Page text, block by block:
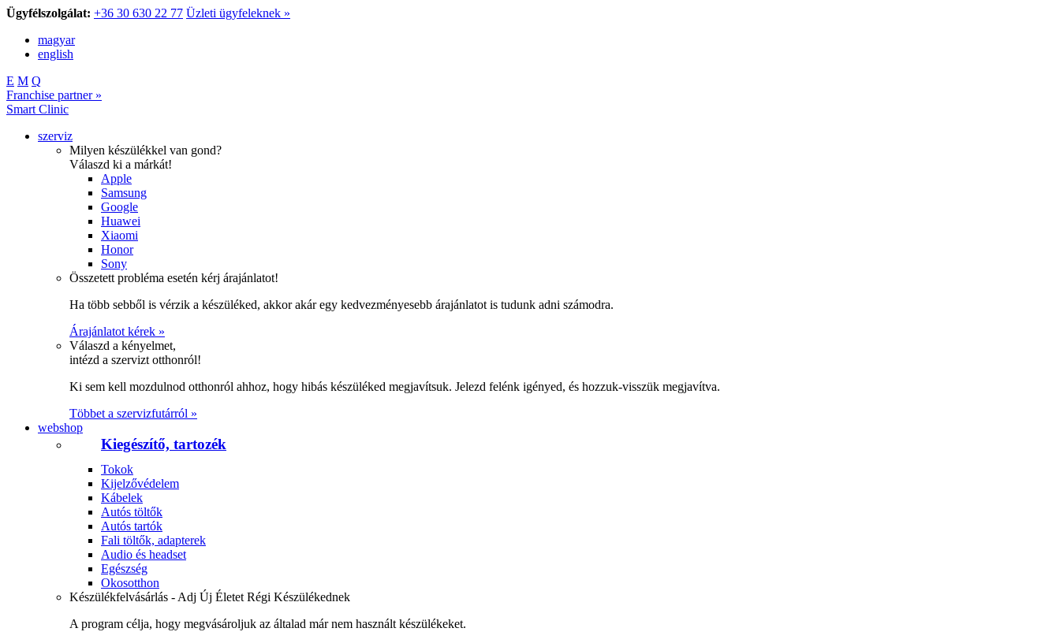
Ügyfélszolgálat: +36 30 630 22 77 Üzleti ügyfeleknek »
magyar
english
E M Q
Franchise partner »
Smart Clinic
szerviz
Milyen készülékkel van gond?
Válaszd ki a márkát!
Apple
Samsung
Google
Huawei
Xiaomi
Honor
Sony
Összetett probléma esetén kérj árajánlatot!
Ha több sebből is vérzik a készüléked, akkor akár egy kedvezményesebb árajánlatot is tudunk adni számodra.
Árajánlatot kérek »
Válaszd a kényelmet,
intézd a szervizt otthonról!
Ki sem kell mozdulnod otthonról ahhoz, hogy hibás készüléked megjavítsuk. Jelezd felénk igényed, és hozzuk-visszük megjavítva.
Többet a szervizfutárról »
webshop
Kiegészítő, tartozék
Tokok
Kijelzővédelem
Kábelek
Autós töltők
Autós tartók
Fali töltők, adapterek
Audio és headset
Egészség
Okosotthon
Készülékfelvásárlás - Adj Új Életet Régi Készülékednek
A program célja, hogy megvásároljuk az általad már nem használt készülékeket.